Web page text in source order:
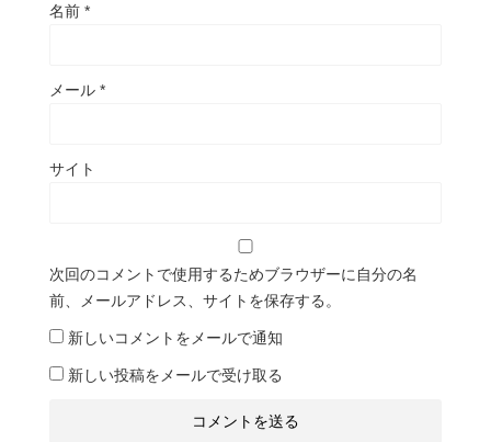
名前 *
メール *
サイト
次回のコメントで使用するためブラウザーに自分の名
前、メールアドレス、サイトを保存する。
新しいコメントをメールで通知
新しい投稿をメールで受け取る